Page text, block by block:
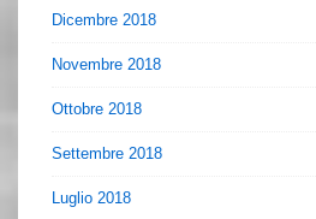
Dicembre 2018
Novembre 2018
Ottobre 2018
Settembre 2018
Luglio 2018